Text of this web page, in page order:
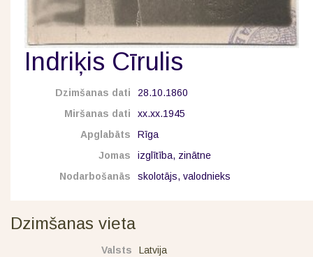
Indriķis Cīrulis
Dzimšanas dati
28.10.1860
Miršanas dati
xx.xx.1945
Apglabāts
Rīga
Jomas
izglītība, zinātne
Nodarbošanās
skolotājs, valodnieks
Dzimšanas vieta
Valsts
Latvija